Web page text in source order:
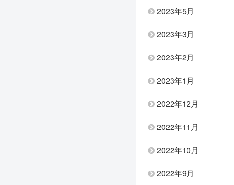
2023年5月
2023年3月
2023年2月
2023年1月
2022年12月
2022年11月
2022年10月
2022年9月